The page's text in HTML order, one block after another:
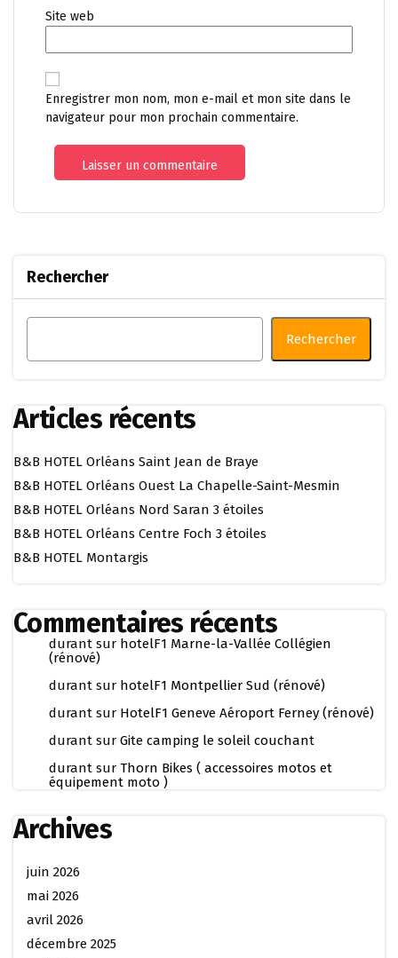
Site web
Enregistrer mon nom, mon e-mail et mon site dans le
navigateur pour mon prochain commentaire.
Rechercher
Rechercher
Articles récents
B&B HOTEL Orléans Saint Jean de Braye
B&B HOTEL Orléans Ouest La Chapelle-Saint-Mesmin
B&B HOTEL Orléans Nord Saran 3 étoiles
B&B HOTEL Orléans Centre Foch 3 étoiles
B&B HOTEL Montargis
Commentaires récents
durant sur hotelF1 Marne-la-Vallée Collégien
(rénové)
durant sur hotelF1 Montpellier Sud (rénové)
durant sur HotelF1 Geneve Aéroport Ferney (rénové)
durant sur Gite camping le soleil couchant
durant sur Thorn Bikes ( accessoires motos et
équipement moto )
Archives
juin 2026
mai 2026
avril 2026
décembre 2025